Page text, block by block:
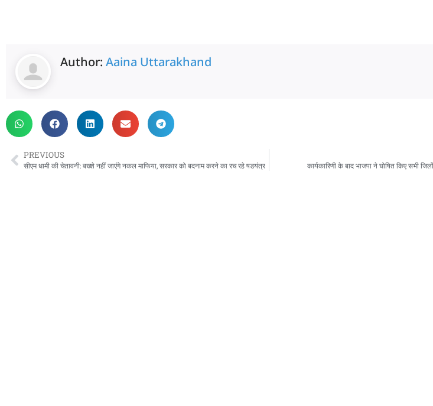
Author: Aaina Uttarakhand
PREVIOUS
सीएम धामी की चेतावनी: बख्शे नहीं जाएंगे नकल माफिया, सरकार को बदनाम करने का रच रहे षडयंत्र कार्यकारिणी के बाद भाजपा ने घोषित किए सभी